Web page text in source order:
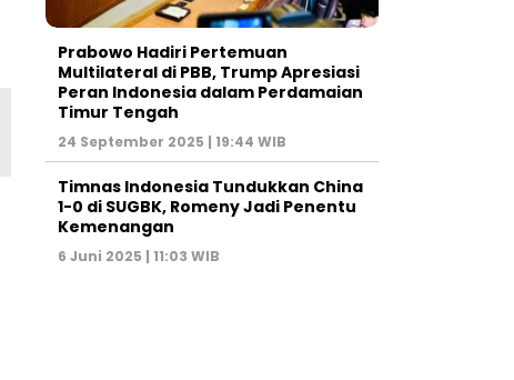
Prabowo Hadiri Pertemuan
Multilateral di PBB, Trump Apresiasi
Peran Indonesia dalam Perdamaian
Timur Tengah
24 September 2025 | 19:44 WIB
Timnas Indonesia Tundukkan China
1-0 di SUGBK, Romeny Jadi Penentu
Kemenangan
6 Juni 2025 | 11:03 WIB